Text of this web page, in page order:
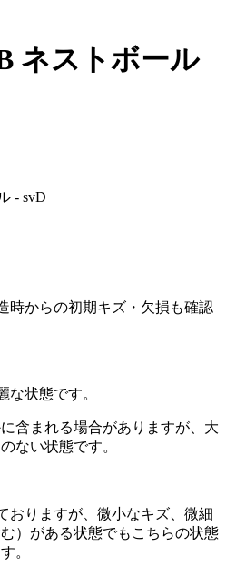
ネストボール
- svD
時からの初期キズ・欠損も確認
な状態です。
含まれる場合がありますが、大
ない状態です。
おりますが、微小なキズ、微細
）がある状態でもこちらの状態
。